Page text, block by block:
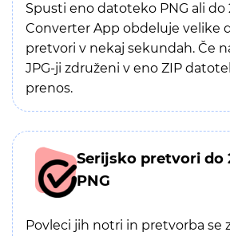
Spusti eno datoteko PNG ali
Converter App obdeluje velike
pretvori v nekaj sekundah. Če
JPG-ji združeni v eno ZIP
prenos.
Serijsko pretvori do
PNG
Povleci jih notri in pretvorba se